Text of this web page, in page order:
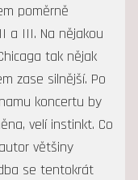
poměrně
a III. Na nějakou
tak nějak
zase silnější. Po
koncertu by
velí instinkt. Co
většiny
se tentokrát